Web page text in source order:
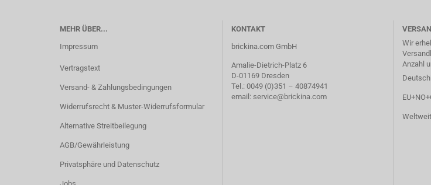
MEHR ÜBER...
Impressum
Vertragstext
Versand- & Zahlungsbedingungen
Widerrufsrecht & Muster-Widerrufsformular
Alternative Streitbeilegung
AGB/Gewährleistung
Privatsphäre und Datenschutz
KONTAKT
brickina.com GmbH
Amalie-Dietrich-Platz 6
D-01169 Dresden
Tel.: 0049 (0)351 – 40874941
email: service@brickina.com
Wir
Anzahl